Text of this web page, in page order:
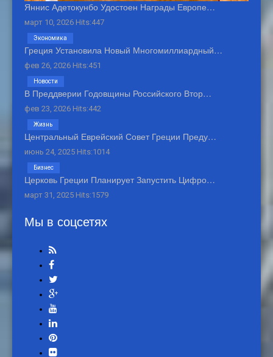
Яннис Адетокунбо Удостоен Награды Европе…
март 10, 2026 Hits:447
Греция Установила Новый Многомиллиардный…
фев 26, 2026 Hits:451
Экономика
В Преддверии Годовщины Российского Втор…
фев 23, 2026 Hits:442
Новости
Центральный Еврейский Совет Греции Преду…
июнь 24, 2025 Hits:1014
Жизнь
Церковь Греции Планирует Запустить Цифро…
март 31, 2025 Hits:1579
Бизнес
Мы в соцсетях